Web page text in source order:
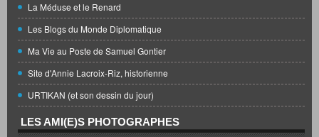
La Méduse et le Renard
Les Blogs du Monde Diplomatique
Ma Vie au Poste de Samuel Gontier
Site d'Annie Lacroix-Riz, historienne
URTIKAN (et son dessin du jour)
LES AMI(E)S PHOTOGRAPHES